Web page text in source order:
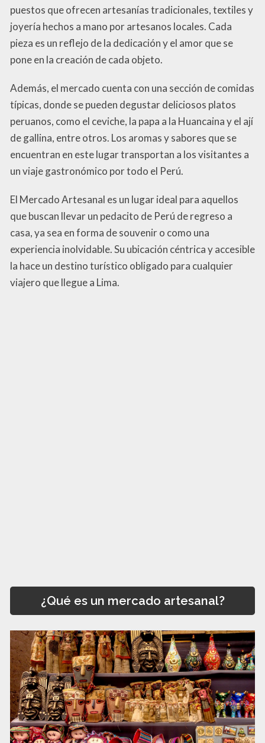
puestos que ofrecen artesanías tradicionales, textiles y
joyería hechos a mano por artesanos locales. Cada
pieza es un reflejo de la dedicación y el amor que se
pone en la creación de cada objeto.
Además, el mercado cuenta con una sección de comidas
típicas, donde se pueden degustar deliciosos platos
peruanos, como el ceviche, la papa a la Huancaina y el ají
de gallina, entre otros. Los aromas y sabores que se
encuentran en este lugar transportan a los visitantes a
un viaje gastronómico por todo el Perú.
El Mercado Artesanal es un lugar ideal para aquellos
que buscan llevar un pedacito de Perú de regreso a
casa, ya sea en forma de souvenir o como una
experiencia inolvidable. Su ubicación céntrica y accesible
la hace un destino turístico obligado para cualquier
viajero que llegue a Lima.
¿Qué es un mercado artesanal?